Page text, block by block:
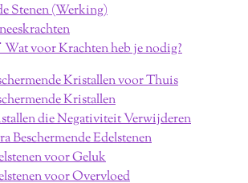
Stenen (Werking)
voor Krachten heb je nodig?
Kristallen voor Thuis
Kristallen
die Negativiteit Verwijderen
Beschermende Edelstenen
voor Geluk
voor Overvloed